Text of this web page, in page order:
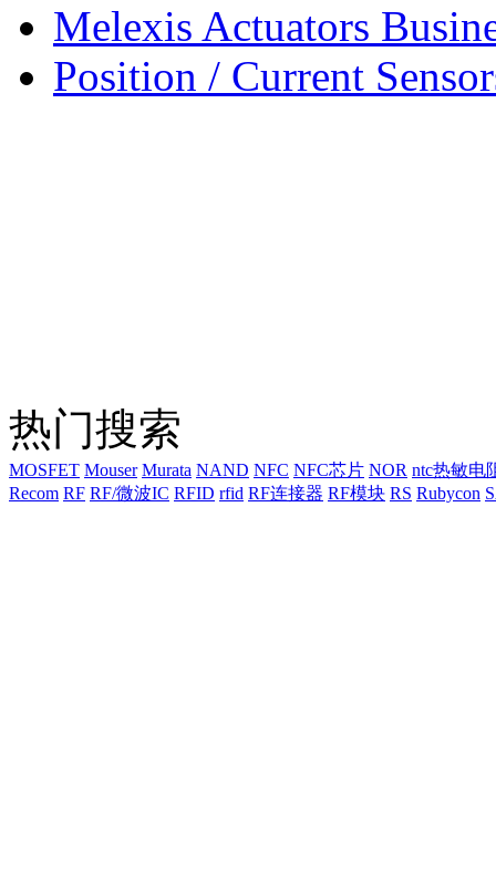
Melexis Actuators
Position / Current
热门搜索
MOSFET Mouser Murata NAND NFC NFC芯片 NOR ntc热敏电
Recom RF RF/微波IC RFID rfid RF连接器 RF模块 RS Rubycon